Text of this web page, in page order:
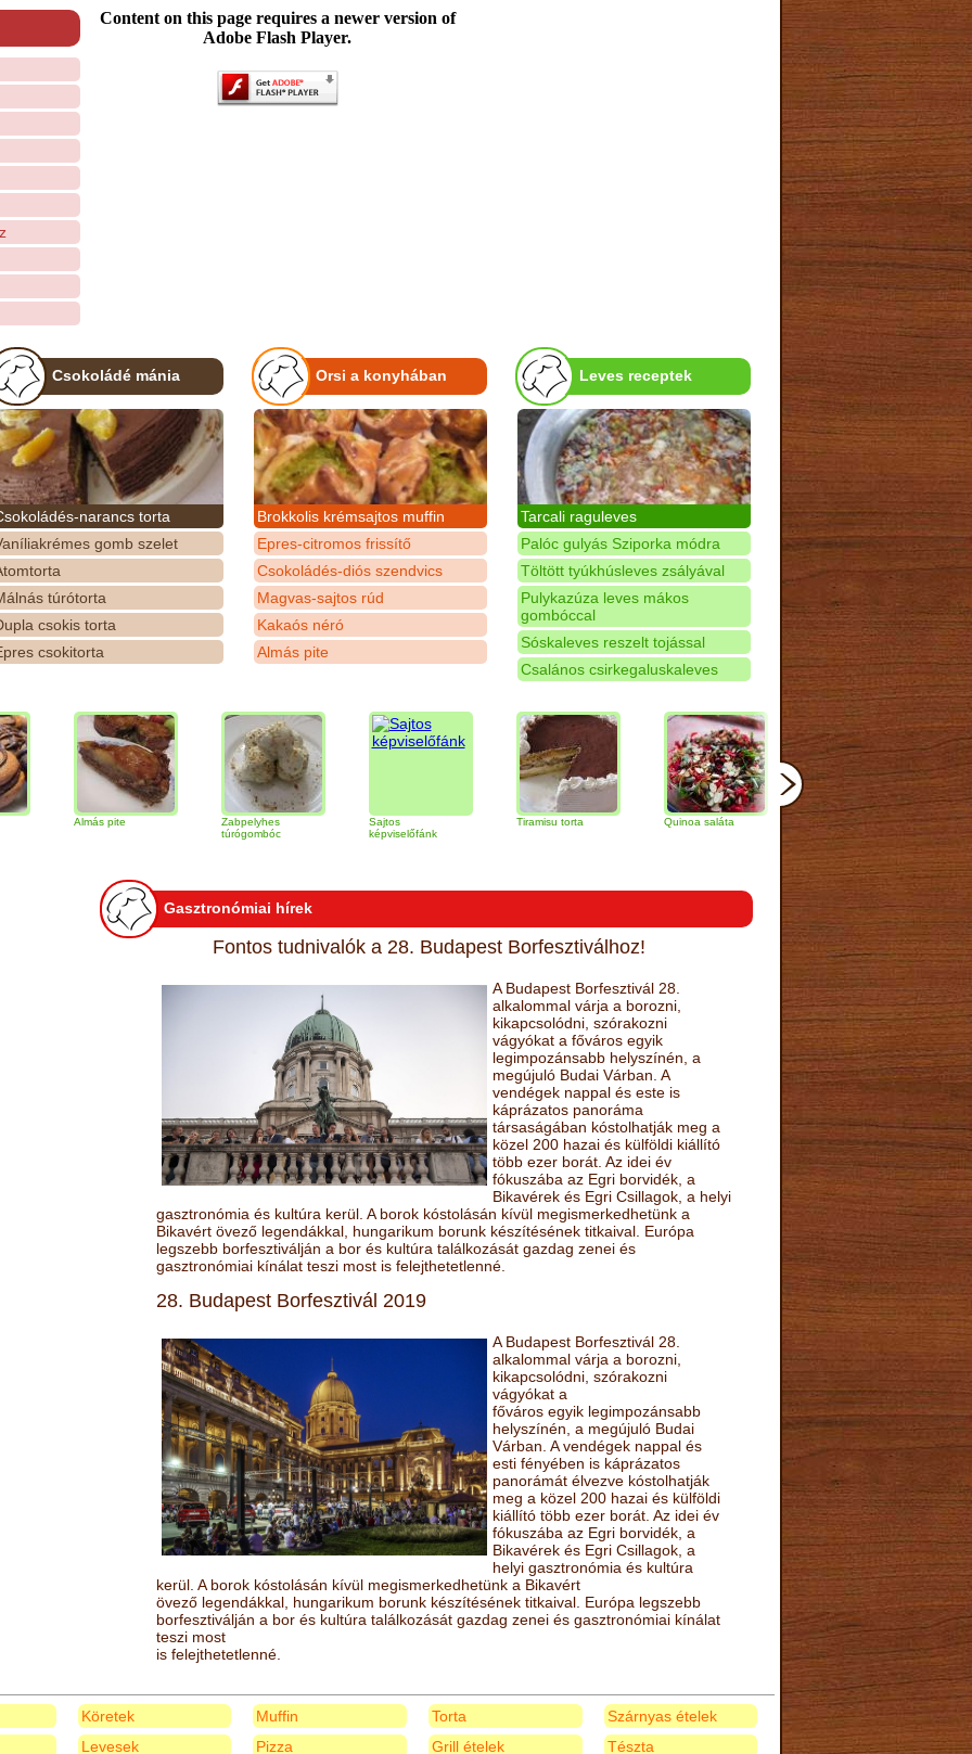
Content on this page requires a newer version of
Adobe Flash Player.
Csokoládé mánia
narancs torta
gomb szelet
túrótorta
csokis torta
csokitorta
Orsi a konyhában
Brokkolis krémsajtos muffin
Epres-citromos frissítő
Csokoládés-diós szendvics
Magvas-sajtos rúd
Kakaós néró
Almás pite
Leves receptek
Tarcali raguleves
Palóc gulyás Sziporka módra
Töltött tyúkhúsleves zsályával
Pulykazúza leves mákos
gombóccal
Sóskaleves reszelt tojással
Csalános csirkegaluskaleves
Zabpelyhes
túrógombóc
képviselőfánk
Tiramisu torta Quinoa saláta Mandulás kifli
Csokoládés-
narancs torta
Gasztronómiai hírek
Fontos tudnivalók a 28. Budapest Borfesztiválhoz!
A Budapest Borfesztivál 28.
alkalommal várja a borozni,
kikapcsolódni, szórakozni
vágyókat a főváros egyik
legimpozánsabb helyszínén, a
megújuló Budai Várban. A
vendégek nappal és este is
káprázatos panoráma
társaságában kóstolhatják meg a
közel 200 hazai és külföldi kiállító
több ezer borát. Az idei év
fókuszába az Egri borvidék, a
Bikavérek és Egri Csillagok, a helyi
gasztronómia és kultúra kerül. A borok kóstolásán kívül megismerkedhetünk a
Bikavért övező legendákkal, hungarikum borunk készítésének titkaival. Európa
legszebb borfesztiválján a bor és kultúra találkozását gazdag zenei és
gasztronómiai kínálat teszi most is felejthetetlenné.
28. Budapest Borfesztivál 2019
A Budapest Borfesztivál 28.
alkalommal várja a borozni,
kikapcsolódni, szórakozni
vágyókat a
főváros egyik legimpozánsabb
helyszínén, a megújuló Budai
Várban. A vendégek nappal és
esti fényében is káprázatos
panorámát élvezve kóstolhatják
meg a közel 200 hazai és külföldi
kiállító több ezer borát. Az idei év
fókuszába az Egri borvidék, a
Bikavérek és Egri Csillagok, a
helyi gasztronómia és kultúra
kerül. A borok kóstolásán kívül megismerkedhetünk a Bikavért
övező legendákkal, hungarikum borunk készítésének titkaival. Európa legszebb
borfesztiválján a bor és kultúra találkozását gazdag zenei és gasztronómiai kínálat
teszi most
is felejthetetlenné.
Köretek
Levesek
Muffin
Pizza
Torta
Grill ételek
Szárnyas ételek
Tészta